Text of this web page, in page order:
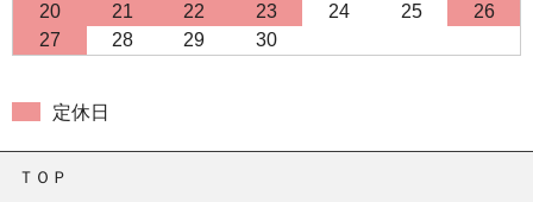
20
21 22 23 24 25
26
27
28 29 30
定休日
ＴＯＰ